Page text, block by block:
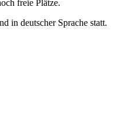
freie Plätze.
in deutscher Sprache statt.